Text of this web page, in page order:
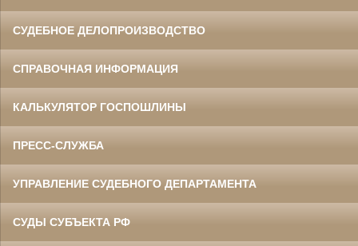
СУДЕБНОЕ ДЕЛОПРОИЗВОДСТВО
СПРАВОЧНАЯ ИНФОРМАЦИЯ
КАЛЬКУЛЯТОР ГОСПОШЛИНЫ
ПРЕСС-СЛУЖБА
УПРАВЛЕНИЕ СУДЕБНОГО ДЕПАРТАМЕНТА
СУДЫ СУБЪЕКТА РФ